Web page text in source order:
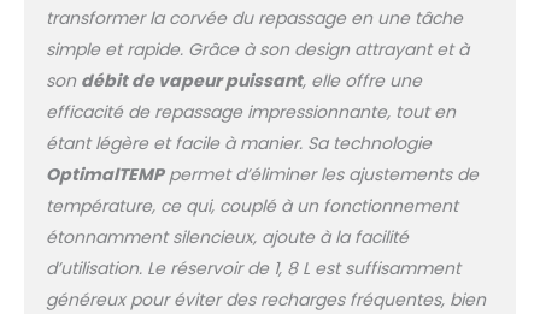
permet de profiter de la
musique, de la télévision
tout en repassant. SANS
RÉGLAGE DE TEMPÉRATURE :
repassez tout, des jeans à
la soie, sans ajuster la
température - Pas besoin
de trier votre linge, de
changer les réglages ou
d'attendre que le fer
s'adapte
transformer la corvée du repassage en une tâche
simple et rapide. Grâce à son design attrayant et à
son débit de vapeur puissant, elle offre une
efficacité de repassage impressionnante, tout en
étant légère et facile à manier. Sa technologie
OptimalTEMPpermet d’éliminer les ajustements de
température, ce qui, couplé à un fonctionnement
étonnamment silencieux, ajoute à la facilité
d’utilisation. Le réservoir de 1, 8 L est suffisamment
généreux pour éviter des recharges fréquentes, bien